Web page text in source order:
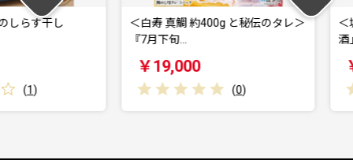
し
＜白寿 真鯛 約400g と秘伝のタレ＞
『7月下旬…
￥19,000
(0)
＜城川郷
酒」飲み
￥